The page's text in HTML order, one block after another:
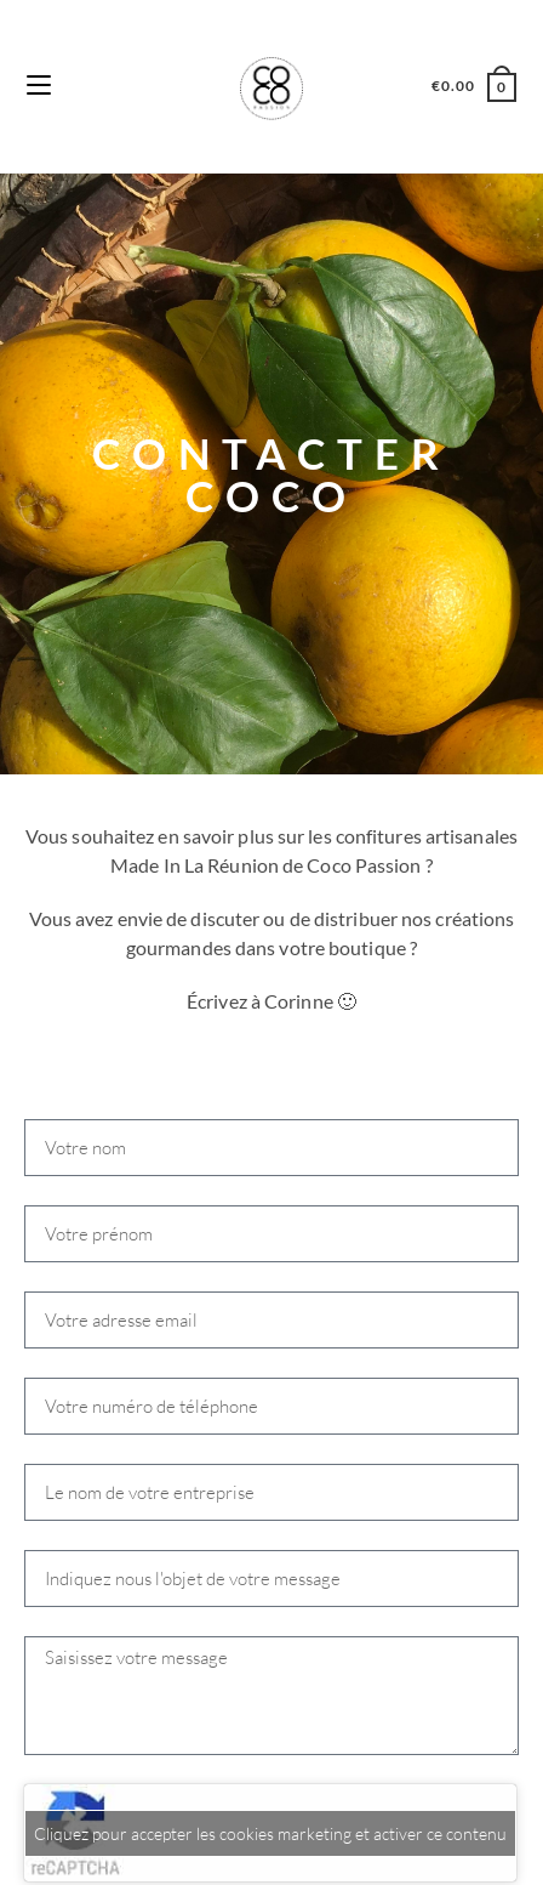
€0.00 0
CONTACTER
COCO
Vous souhaitez en savoir plus sur les confitures artisanales
Made In La Réunion de Coco Passion ?
Vous avez envie de discuter ou de distribuer nos créations
gourmandes dans votre boutique ?
Écrivez à Corinne 🙂
Cliquez pour accepter les cookies marketing et activer ce contenu